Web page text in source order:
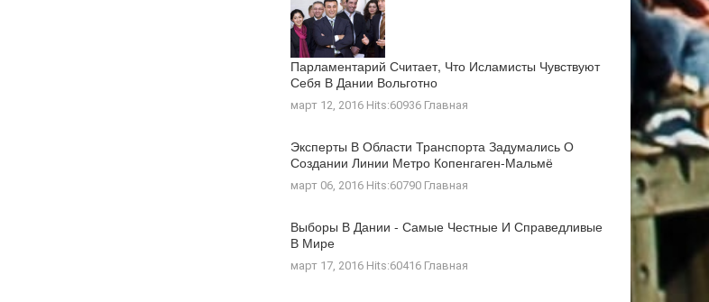
Парламентарий Считает, Что Исламисты Чувствуют
Себя В Дании Вольготно
март 12, 2016 Hits:60936 Главная
Эксперты В Области Транспорта Задумались О
Создании Линии Метро Копенгаген-Мальмё
март 06, 2016 Hits:60790 Главная
Выборы В Дании - Самые Честные И Справедливые
В Мире
март 17, 2016 Hits:60416 Главная